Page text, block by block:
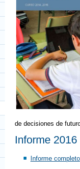
de decisiones de
Informe 2016
Informe completo